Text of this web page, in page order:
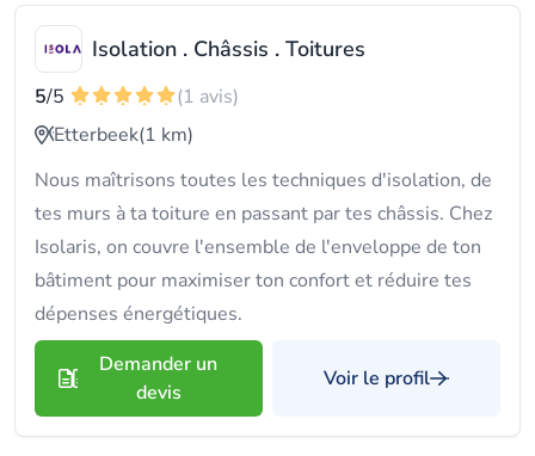
Isolation . Châssis . Toitures
5/5
(1 avis)
Etterbeek(1 km)
Nous maîtrisons toutes les techniques d'isolation, de
tes murs à ta toiture en passant par tes châssis. Chez
Isolaris, on couvre l'ensemble de l'enveloppe de ton
bâtiment pour maximiser ton confort et réduire tes
dépenses énergétiques.
Demander un
devis
Voir le profil